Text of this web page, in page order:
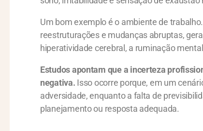
Um bom exemplo é o ambiente de
reestruturações e mudanças abruptas,
hiperatividade cerebral, a ruminação
Estudos apontam que a incerteza
negativa. Isso ocorre porque, em um
adversidade, enquanto a falta de
planejamento ou resposta adequada.